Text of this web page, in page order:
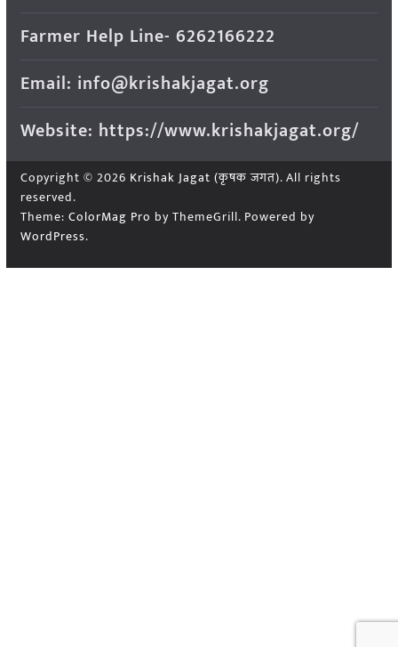
Farmer Help Line- 6262166222
Email: info@krishakjagat.org
Website: https://www.krishakjagat.org/
Copyright © 2026 Krishak Jagat (कृषक जगत). All rights
reserved.
Theme: ColorMag Pro by ThemeGrill. Powered by
WordPress.